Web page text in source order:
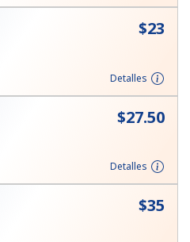
⁦$23⁩
Detalles
⁦$27.50⁩
Detalles
⁦$35⁩